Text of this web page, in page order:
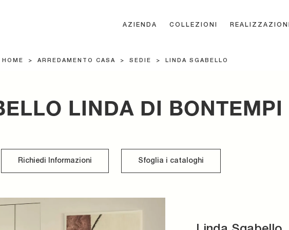
AZIENDA COLLEZIONI REALIZZAZIONI
HOME > ARREDAMENTO CASA > SEDIE > LINDA SGABELLO
LINDA DI BONTEMPI
Richiedi Informazioni Sfoglia i cataloghi